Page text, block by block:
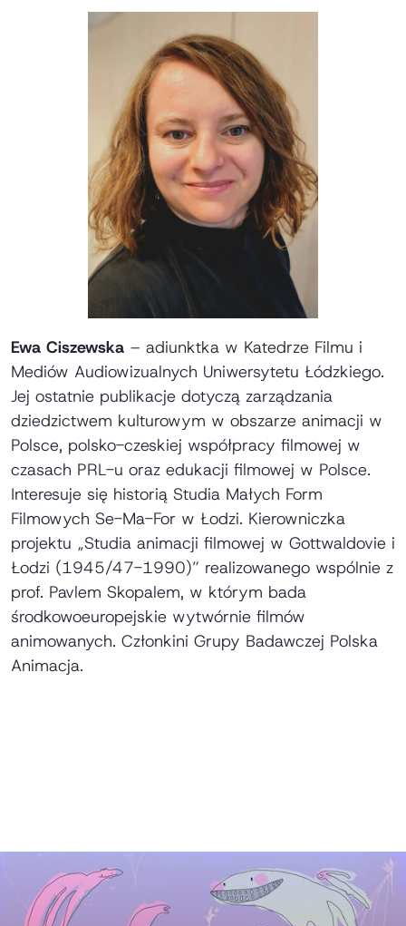
Ewa Ciszewska – adiunktka w Katedrze Filmu i
Mediów Audiowizualnych Uniwersytetu Łódzkiego.
Jej ostatnie publikacje dotyczą zarządzania
dziedzictwem kulturowym w obszarze animacji w
Polsce, polsko-czeskiej współpracy filmowej w
czasach PRL-u oraz edukacji filmowej w Polsce.
Interesuje się historią Studia Małych Form
Filmowych Se-Ma-For w Łodzi. Kierowniczka
projektu „Studia animacji filmowej w Gottwaldovie i
Łodzi (1945/47-1990)” realizowanego wspólnie z
prof. Pavlem Skopalem, w którym bada
środkowoeuropejskie wytwórnie filmów
animowanych. Członkini Grupy Badawczej Polska
Animacja.